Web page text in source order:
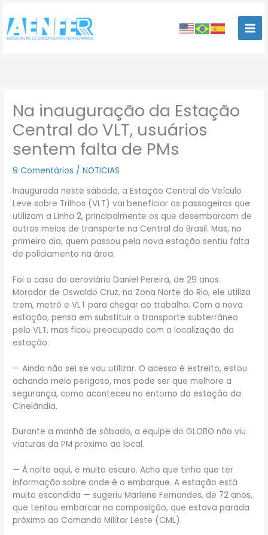
para
conteúdo
Na inauguração da Estação
Central do VLT, usuários
sentem falta de PMs
9 Comentários /NOTICIAS
Inaugurada neste sábado, a Estação Central do Veículo
Leve sobre Trilhos (VLT) vai beneficiar os passageiros que
utilizam a Linha 2, principalmente os que desembarcam de
outros meios de transporte na Central do Brasil. Mas, no
primeiro dia, quem passou pela nova estação sentiu falta
de policiamento na área.
Foi o caso do aeroviário Daniel Pereira, de 29 anos.
Morador de Oswaldo Cruz, na Zona Norte do Rio, ele utiliza
trem, metrô e VLT para chegar ao trabalho. Com a nova
estação, pensa em substituir o transporte subterrâneo
pelo VLT, mas ficou preocupado com a localização da
estação:
— Ainda não sei se vou utilizar. O acesso é estreito, estou
achando meio perigoso, mas pode ser que melhore a
segurança, como aconteceu no entorno da estação da
Cinelândia.
Durante a manhã de sábado, a equipe do GLOBO não viu
viaturas da PM próximo ao local.
— À noite aqui, é muito escuro. Acho que tinha que ter
informação sobre onde é o embarque. A estação está
muito escondida — sugeriu Marlene Fernandes, de 72 anos,
que tentou embarcar na composição, que estava parada
próximo ao Comando Militar Leste (CML).